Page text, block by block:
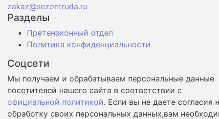
zakaz@sezontruda.ru
Разделы
Претензионный отдел
Политика конфиденциальности
Соцсети
Мы получаем и обрабатываем персональные данные
посетителей нашего сайта в соответствии с
официальной политикой. Если вы не даете согласия
обработку своих персональных данных,вам